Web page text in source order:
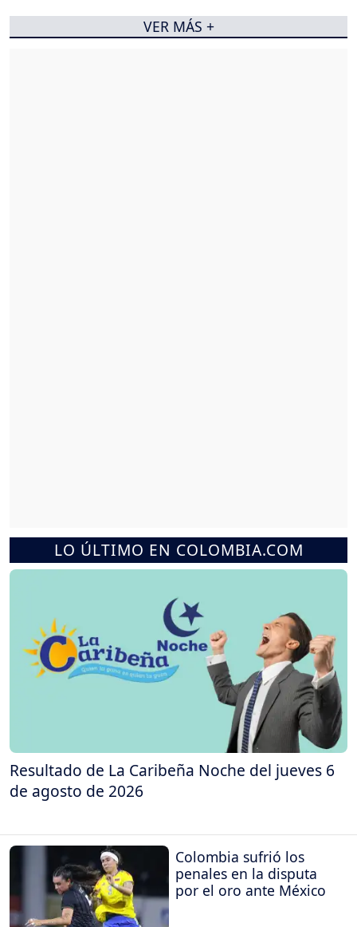
LO ÚLTIMO EN COLOMBIA.COM
Resultado de La Caribeña Noche del jueves 6
de agosto de 2026
Colombia sufrió los
penales en la disputa
por el oro ante México
VER MÁS +